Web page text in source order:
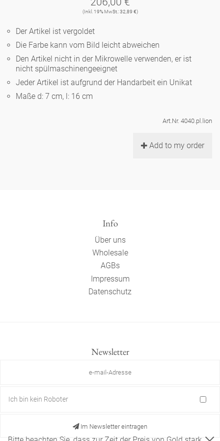
Porzellan
Ozean
klassische Musiker
zeitgenössische Musiker
Runde Teller - weiß
Ovale Teller - weiß
Runde Teller 'de Luxe'
Ovale Teller 'de Luxe'
Noël
Teekanne
Vasen 'de Luxe'
Vasen
Fressnapf
Goldener Käfig
Korb 'de Luxe'
Schalen 'de Luxe'
Hors d'Œvre
Bad
Schnickschnack
Spielen
Dies & Das
Figuren
Schachspiel Alice
Alices Schachspiel 'de Luxe'
Berliner Duft
(Inkl. 19% MwSt.: 32,89 €)
Der Artikel ist vergoldet
Die Farbe kann vom Bild leicht abweichen
Den Artikel nicht in der Mikrowelle verwenden, er ist
nicht spülmaschinengeeignet
Jeder Artikel ist aufgrund der Handarbeit ein Unikat
Maße d: 7 cm, l: 16 cm
Art.Nr. 4040.pl.lion
Add to my order
Info
Über uns
Wholesale
AGBs
Impressum
Datenschutz
Newsletter
Ich bin kein Roboter
Im Newsletter eintragen